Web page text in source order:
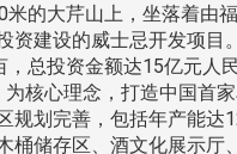
米的大芹山上，坐落着由
资建设的威士忌开发项目
，总投资金额达15亿元人
为核心理念，打造中国首
规划完善，包括年产能达
桶储存区、酒文化展示厅